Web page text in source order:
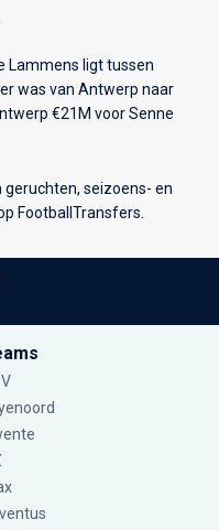
Lammens ligt tussen
was van Antwerp naar
€21M voor Senne
seizoens- en
FootballTransfers.